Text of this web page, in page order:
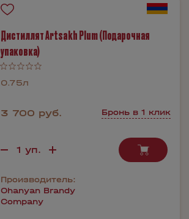
Дистиллят Artsakh Plum (Подарочная
упаковка)
0.75л
3 700 руб. Бронь в 1 клик
Производитель:
Ohanyan Brandy
Company